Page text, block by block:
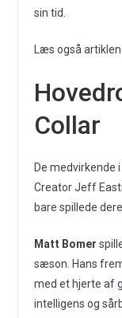
sin tid.
Læs også artiklen
Collar
De medvirkende
Creator Jeff
bare spillede
Matt Bomer
sæson. Hans
med et hjerte af
intelligens og